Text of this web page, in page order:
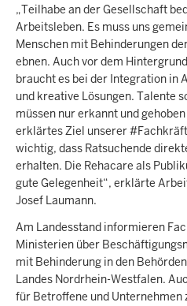
„Teilhabe an der Gesellschaft
Arbeitsleben. Es muss uns
Menschen mit Behinderungen
ebnen. Auch vor dem
braucht es bei der Integration in
und kreative Lösungen. Talente
müssen nur erkannt und
erklärtes Ziel unserer
wichtig, dass Ratsuchende
erhalten. Die Rehacare als
gute Gelegenheit“, erklärte
Josef Laumann.
Am Landesstand informieren
Ministerien über
mit Behinderung in den
Landes Nordrhein-Westfalen.
für Betroffene und